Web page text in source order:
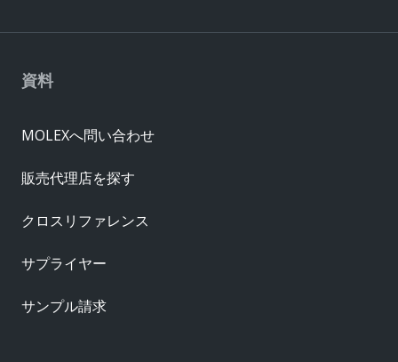
資料
MOLEXへ問い合わせ
販売代理店を探す
クロスリファレンス
サプライヤー
サンプル請求